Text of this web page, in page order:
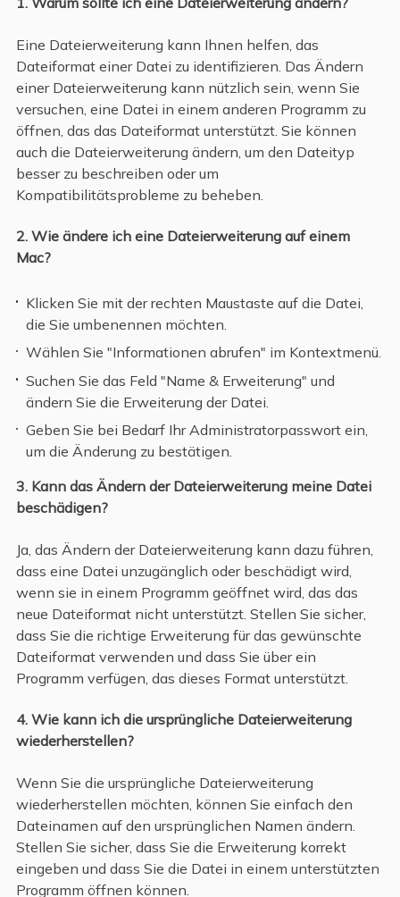
Eine Dateierweiterung kann Ihnen helfen, das
Dateiformat einer Datei zu identifizieren. Das Ändern
einer Dateierweiterung kann nützlich sein, wenn Sie
versuchen, eine Datei in einem anderen Programm zu
öffnen, das das Dateiformat unterstützt. Sie können
auch die Dateierweiterung ändern, um den Dateityp
besser zu beschreiben oder um
Kompatibilitätsprobleme zu beheben.
2. Wie ändere ich eine Dateierweiterung auf einem
Mac?
Klicken Sie mit der rechten Maustaste auf die Datei,
die Sie umbenennen möchten.
Wählen Sie "Informationen abrufen" im Kontextmenü.
Suchen Sie das Feld "Name & Erweiterung" und
ändern Sie die Erweiterung der Datei.
Geben Sie bei Bedarf Ihr Administratorpasswort ein,
um die Änderung zu bestätigen.
3. Kann das Ändern der Dateierweiterung meine Datei
beschädigen?
Ja, das Ändern der Dateierweiterung kann dazu führen,
dass eine Datei unzugänglich oder beschädigt wird,
wenn sie in einem Programm geöffnet wird, das das
neue Dateiformat nicht unterstützt. Stellen Sie sicher,
dass Sie die richtige Erweiterung für das gewünschte
Dateiformat verwenden und dass Sie über ein
Programm verfügen, das dieses Format unterstützt.
4. Wie kann ich die ursprüngliche Dateierweiterung
wiederherstellen?
Wenn Sie die ursprüngliche Dateierweiterung
wiederherstellen möchten, können Sie einfach den
Dateinamen auf den ursprünglichen Namen ändern.
Stellen Sie sicher, dass Sie die Erweiterung korrekt
eingeben und dass Sie die Datei in einem unterstützten
Programm öffnen können.